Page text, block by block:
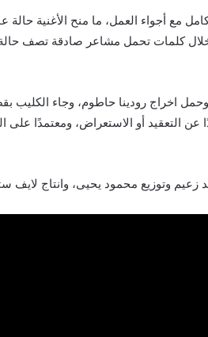
مع أجواء العمل، ما منح الأغنية حالة
خلال كلمات تحمل مشاعر صادقة تصف
اخراج رودينا حاطوم، وجاء الكليب
التعقيد أو الاستعراض، ومعتمدًا على
وتوزيع محمود يحيى، وانتاج لايف